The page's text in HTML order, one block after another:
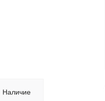
Наличие